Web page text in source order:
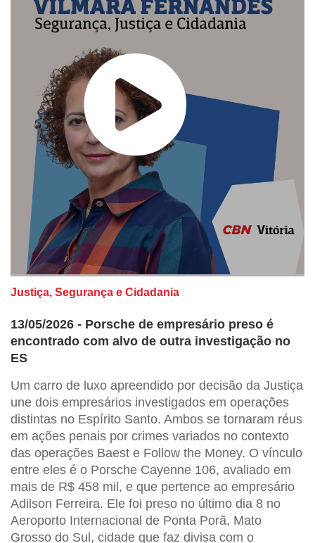
Justiça, Segurança e Cidadania
13/05/2026 - Porsche de empresário preso é
encontrado com alvo de outra investigação no
ES
Um carro de luxo apreendido por decisão da Justiça
une dois empresários investigados em operações
distintas no Espírito Santo. Ambos se tornaram réus
em ações penais por crimes variados no contexto
das operações Baest e Follow the Money. O vínculo
entre eles é o Porsche Cayenne 106, avaliado em
mais de R$ 458 mil, e que pertence ao empresário
Adilson Ferreira. Ele foi preso no último dia 8 no
Aeroporto Internacional de Ponta Porã, Mato
Grosso do Sul, cidade que faz divisa com o